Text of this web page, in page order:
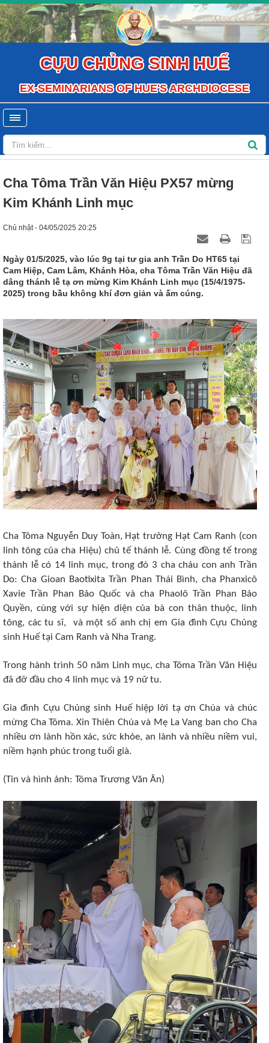
CỰU CHỦNG SINH HUẾ
EX-SEMINARIANS OF HUE'S ARCHDIOCESE
Cha Tôma Trần Văn Hiệu PX57 mừng
Kim Khánh Linh mục
Chủ nhật - 04/05/2025 20:25
Ngày 01/5/2025, vào lúc 9g tại tư gia anh Trần Do HT65 tại
Cam Hiệp, Cam Lâm, Khánh Hòa, cha Tôma Trần Văn Hiệu đã
dâng thánh lễ tạ ơn mừng Kim Khánh Linh mục (15/4/1975-
2025) trong bầu không khí đơn giản và ấm cúng.
Cha Tôma Nguyễn Duy Toàn, Hạt trưởng Hạt Cam Ranh (con
linh tông của cha Hiệu) chủ tế thánh lễ. Cùng đồng tế trong
thánh lễ có 14 linh mục, trong đó 3 cha cháu con anh Trần
Do: Cha Gioan Baotixita Trần Phan Thái Bình, cha Phanxicô
Xavie Trần Phan Bảo Quốc và cha Phaolô Trần Phan Bảo
Quyền, cùng với sự hiện diện của bà con thân thuộc, linh
tông, các tu sĩ, và một số anh chị em Gia đình Cựu Chủng
sinh Huế tại Cam Ranh và Nha Trang.
Trong hành trình 50 năm Linh mục, cha Tôma Trần Văn Hiệu
đã đỡ đầu cho 4 linh mục và 19 nữ tu.
Gia đình Cựu Chủng sinh Huế hiệp lời tạ ơn Chúa và chúc
mừng Cha Tôma. Xin Thiên Chúa và Mẹ La Vang ban cho Cha
nhiều ơn lành hồn xác, sức khỏe, an lành và nhiều niềm vui,
niềm hạnh phúc trong tuổi già.
(Tin và hình ảnh: Tôma Trương Văn Ân)